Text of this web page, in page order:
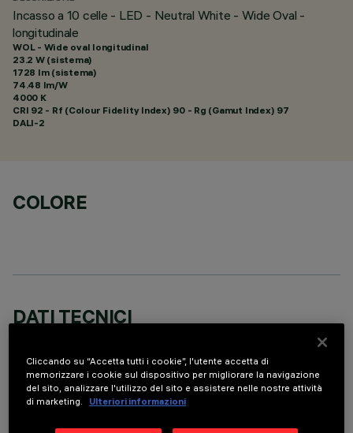
Incasso a 10 celle - LED - Neutral White - Wide Oval -
longitudinale
WOL - Wide oval longitudinal
23.2 W (sistema)
1728 lm (sistema)
74.48 lm/W
4000 K
CRI 92 - Rf (Colour Fidelity Index) 90 - Rg (Gamut Index) 97
DALI-2
COLORE
DATI TECNICI
DESCRIZIONE
Apparecchio ad incasso miniaturizzato ad incasso
rettangolare a 10 elementi ottici con sorgenti LED - ottiche
Cliccando su “Accetta tutti i cookie”, l'utente accetta di
memorizzare i cookie sul dispositivo per migliorare la navigazione
del sito, analizzare l'utilizzo del sito e assistere nelle nostre attività
di marketing.
Ulteriori informazioni